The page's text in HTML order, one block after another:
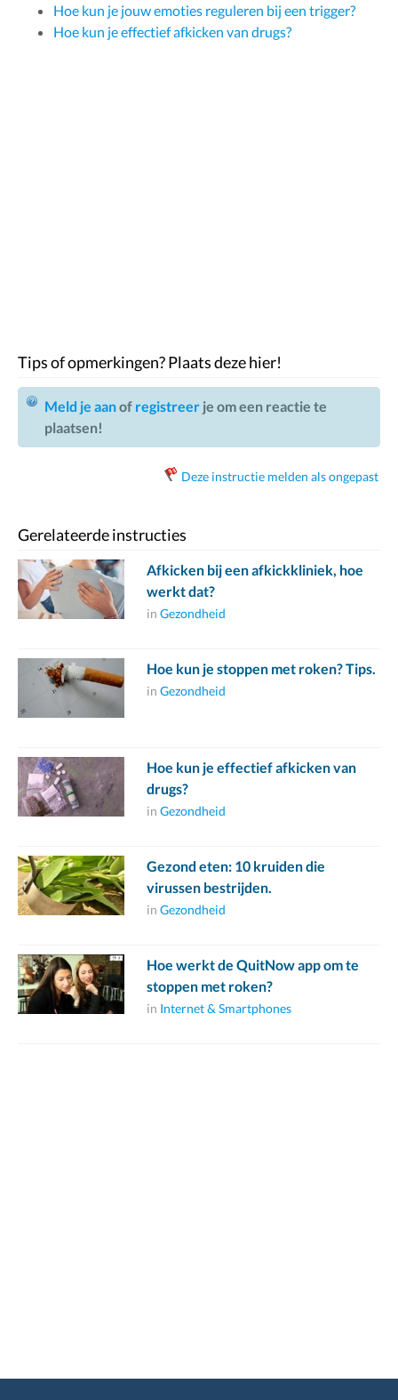
Hoe kun je jouw emoties reguleren bij een trigger?
Hoe kun je effectief afkicken van drugs?
Tips of opmerkingen? Plaats deze hier!
Meld je aanof registreer je om een reactie te
plaatsen!
Deze instructie melden als ongepast
Gerelateerde instructies
Afkicken bij een afkickkliniek, hoe
werkt dat?
in Gezondheid
Hoe kun je stoppen met roken? Tips.
in Gezondheid
Hoe kun je effectief afkicken van
drugs?
in Gezondheid
Gezond eten: 10 kruiden die
virussen bestrijden.
in Gezondheid
Hoe werkt de QuitNow app om te
stoppen met roken?
in Internet & Smartphones